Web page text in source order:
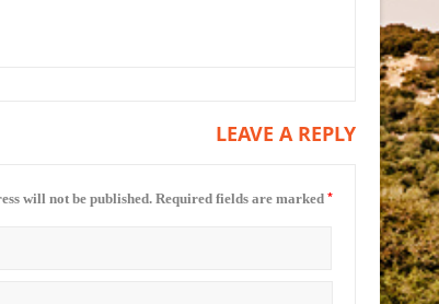
LEAVE A REPLY
will not be published. Required fields are marked *